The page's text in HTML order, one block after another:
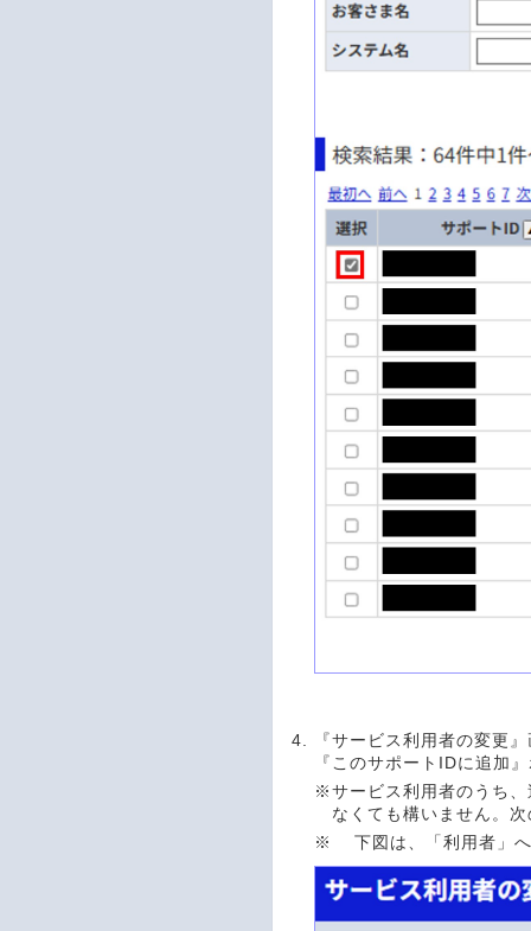
『サービス利用者の変更
『このサポートIDに追加
※サービス利用者のうち
なくても構いません。
※
下図は、「利用者」